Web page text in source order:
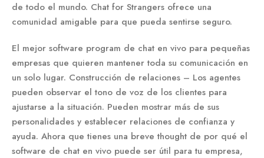
de todo el mundo. Chat for Strangers ofrece una
comunidad amigable para que pueda sentirse seguro.
El mejor software program de chat en vivo para pequeñas
empresas que quieren mantener toda su comunicación en
un solo lugar. Construcción de relaciones – Los agentes
pueden observar el tono de voz de los clientes para
ajustarse a la situación. Pueden mostrar más de sus
personalidades y establecer relaciones de confianza y
ayuda. Ahora que tienes una breve thought de por qué el
software de chat en vivo puede ser útil para tu empresa,